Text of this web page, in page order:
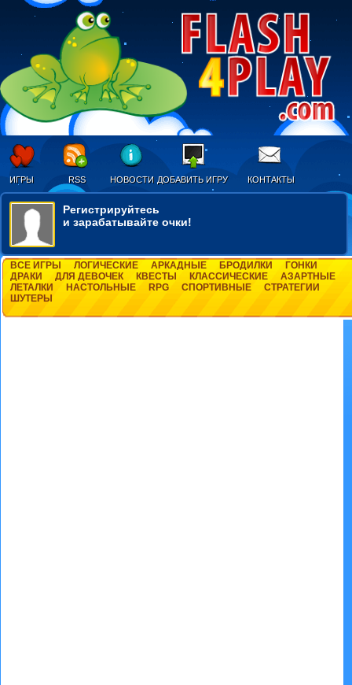
ИГРЫ RSS НОВОСТИ ДОБАВИТЬ ИГРУ КОНТАКТЫ
Регистрируйтесь
и зарабатывайте очки!
ВСЕ ИГРЫ ЛОГИЧЕСКИЕ АРКАДНЫЕ БРОДИЛКИ
ГОНКИ
ДРАКИ
ДЛЯ ДЕВОЧЕК КВЕСТЫ КЛАССИЧЕСКИЕ
АЗАРТНЫЕ
ЛЕТАЛКИ
НАСТОЛЬНЫЕ RPG СПОРТИВНЫЕ
СТРАТЕГИИ
ШУТЕРЫ